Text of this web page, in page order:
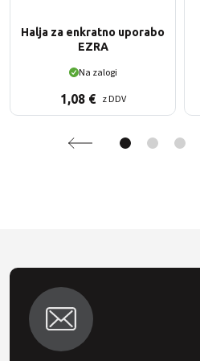
Halja za enkratno uporabo
EZRA
Na zalogi
1,08 € z DDV